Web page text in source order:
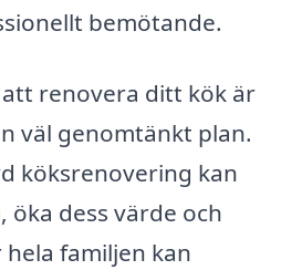
bemötande.
renovera ditt kök är
väl genomtänkt plan.
köksrenovering kan
dess värde och
familjen kan